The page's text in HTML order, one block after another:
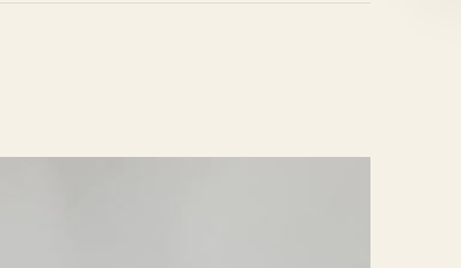
ligt de nette en comfortabele